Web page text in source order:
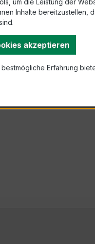
um die Leistung der
Inhalte bereitzustellen,
akzeptieren
Erfahrung